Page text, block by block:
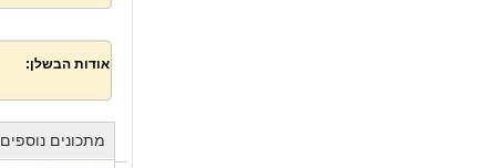
אודות הבשלן:
מתכונים